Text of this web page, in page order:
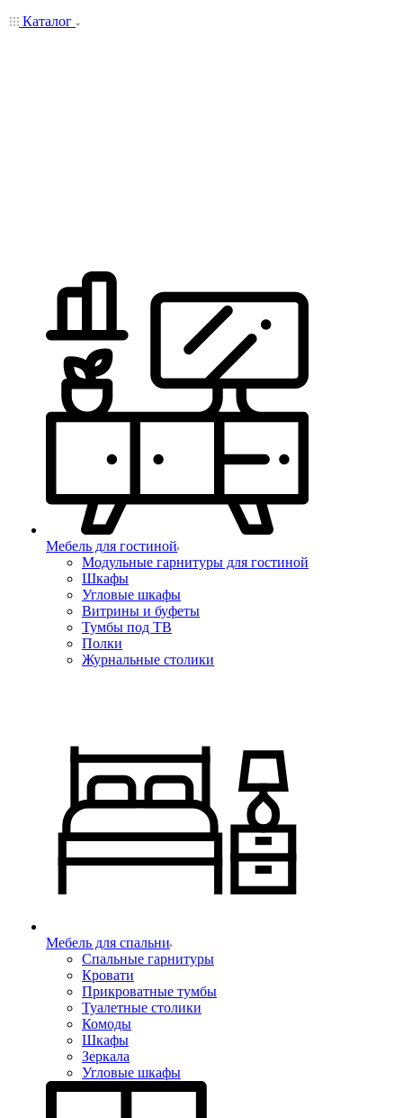
Каталог
Мебель для гостиной
Модульные гарнитуры для гостиной
Шкафы
Угловые шкафы
Витрины и буфеты
Тумбы под ТВ
Полки
Журнальные столики
Мебель для спальни
Спальные гарнитуры
Кровати
Прикроватные тумбы
Туалетные столики
Комоды
Шкафы
Зеркала
Угловые шкафы